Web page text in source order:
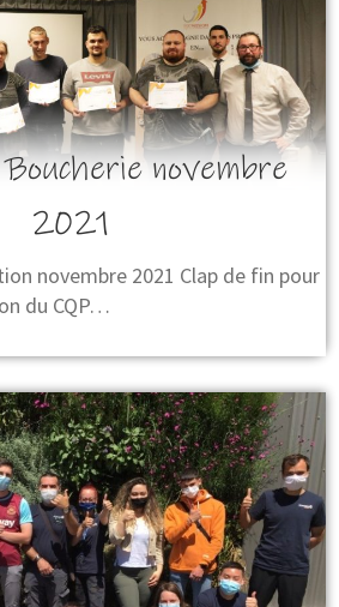
novembre
2021
novembre 2021 Clap de fin pour
du CQP…